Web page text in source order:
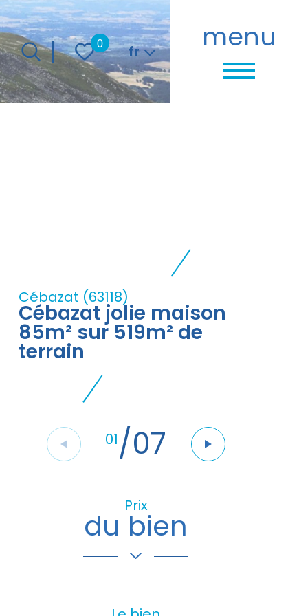
menu
0 Langue
fr
Cébazat (63118)
Cébazat jolie maison
85m² sur 519m² de
terrain
01/07
Prix
du bien